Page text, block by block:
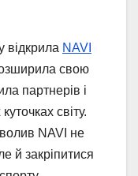
відкрила NAVI
свою
партнерів і
світу.
NAVI не
й закріпитися